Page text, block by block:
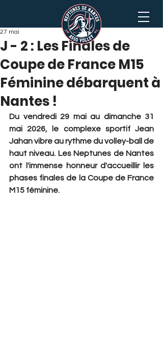
J - 2 : Les Finales de
Coupe de France M15
Féminine débarquent à
Nantes !
27 mai
Du vendredi 29 mai au dimanche 31
mai 2026, le complexe sportif Jean
Jahan vibre au rythme du volley-ball de
haut niveau. Les Neptunes de Nantes
ont l'immense honneur d'accueillir les
phases finales de la Coupe de France
M15 féminine.